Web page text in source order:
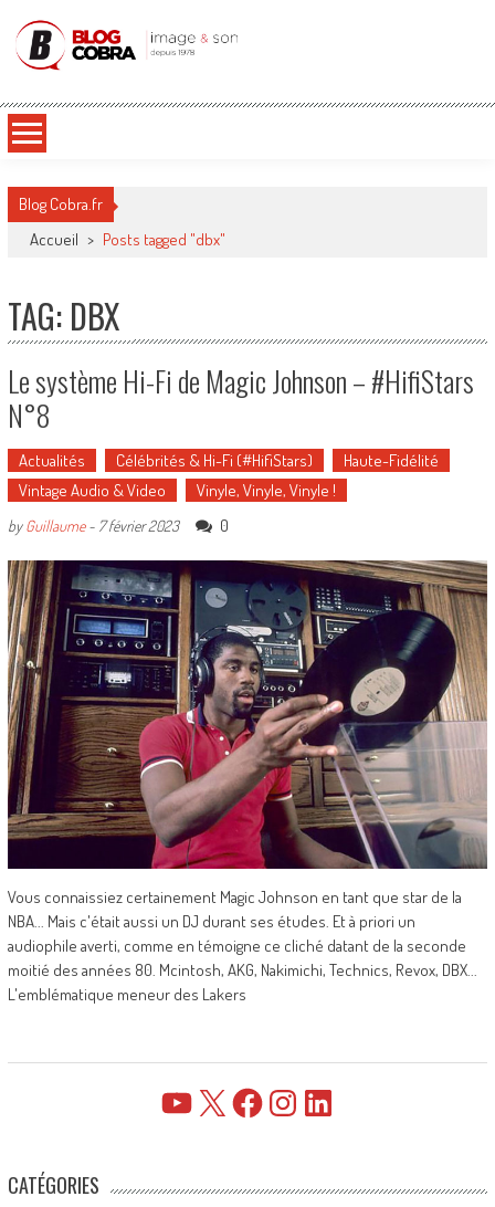
Blog Cobra
Blog Cobra.fr
Accueil > Posts tagged "dbx"
TAG: DBX
Le système Hi-Fi de Magic Johnson – #HifiStars
N°8
Actualités Célébrités & Hi-Fi (#HifiStars)
Haute-Fidélité
Vintage Audio & Video
Vinyle, Vinyle, Vinyle !
byGuillaume- 7 février 2023 0
Vous connaissiez certainement Magic Johnson en tant que star de la
NBA... Mais c'était aussi un DJ durant ses études. Et à priori un
audiophile averti, comme en témoigne ce cliché datant de la seconde
moitié des années 80. Mcintosh, AKG, Nakimichi, Technics, Revox, DBX...
L'emblématique meneur des Lakers
YouTube FacebookInstagramLinkedIn
CATÉGORIES